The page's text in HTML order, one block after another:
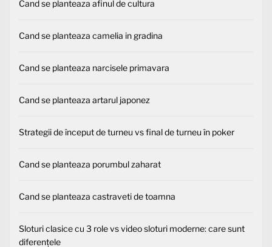
Cand se planteaza afinul de cultura
Cand se planteaza camelia in gradina
Cand se planteaza narcisele primavara
Cand se planteaza artarul japonez
Strategii de început de turneu vs final de turneu în poker
Cand se planteaza porumbul zaharat
Cand se planteaza castraveti de toamna
Sloturi clasice cu 3 role vs video sloturi moderne: care sunt
diferențele